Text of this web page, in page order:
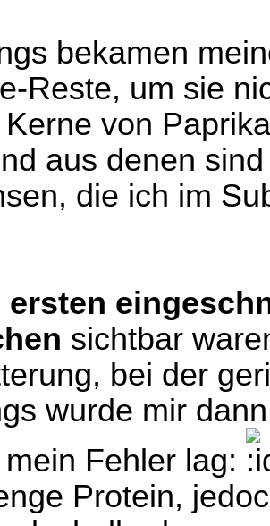
bekamen
Reste, um sie
von
aus denen
die ich im
ersten
sichtbar
bei der
wurde mir
Fehler lag:
Protein,